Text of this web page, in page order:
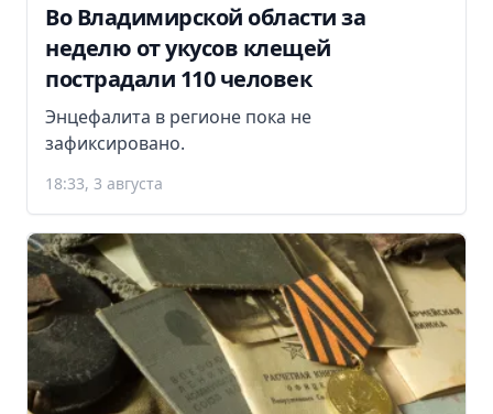
Во Владимирской области за
неделю от укусов клещей
пострадали 110 человек
Энцефалита в регионе пока не
зафиксировано.
18:33, 3 августа